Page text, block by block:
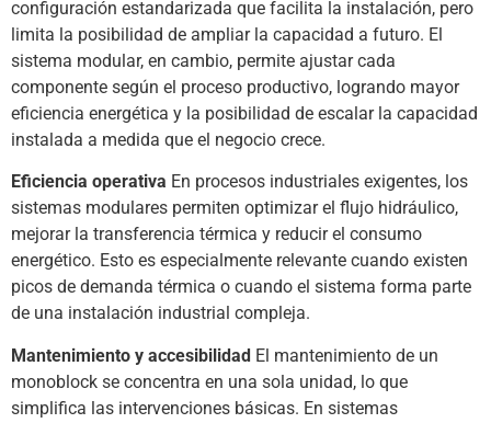
configuración estandarizada que facilita la instalación, pero
limita la posibilidad de ampliar la capacidad a futuro. El
sistema modular, en cambio, permite ajustar cada
componente según el proceso productivo, logrando mayor
eficiencia energética y la posibilidad de escalar la capacidad
instalada a medida que el negocio crece.
Eficiencia operativa En procesos industriales exigentes, los
sistemas modulares permiten optimizar el flujo hidráulico,
mejorar la transferencia térmica y reducir el consumo
energético. Esto es especialmente relevante cuando existen
picos de demanda térmica o cuando el sistema forma parte
de una instalación industrial compleja.
Mantenimiento y accesibilidad El mantenimiento de un
monoblock se concentra en una sola unidad, lo que
simplifica las intervenciones básicas. En sistemas